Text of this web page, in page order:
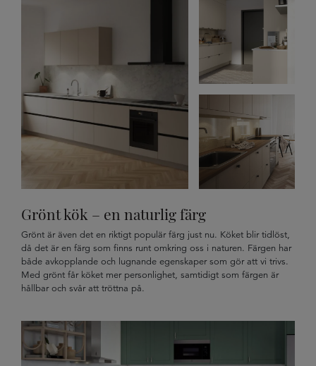
Grönt kök – en naturlig färg
Grönt är även det en riktigt populär färg just nu. Köket blir tidlöst,
då det är en färg som finns runt omkring oss i naturen. Färgen har
både avkopplande och lugnande egenskaper som gör att vi trivs.
Med grönt får köket mer personlighet, samtidigt som färgen är
hållbar och svår att tröttna på.